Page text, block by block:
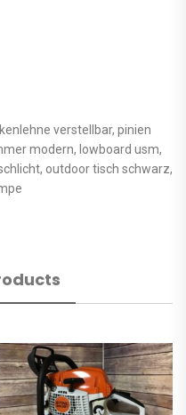
verstellbar, pinien
modern, lowboard usm,
outdoor tisch schwarz,